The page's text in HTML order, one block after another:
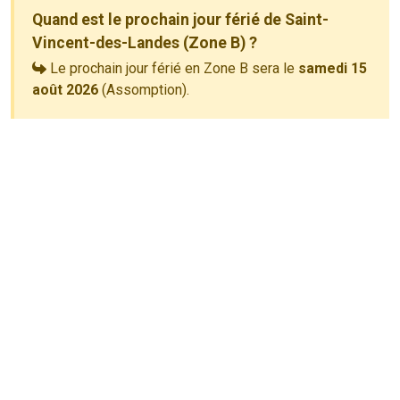
Quand est le prochain jour férié de Saint-
Vincent-des-Landes (Zone B) ?
Le prochain jour férié en Zone B sera le samedi 15
août 2026 (Assomption).